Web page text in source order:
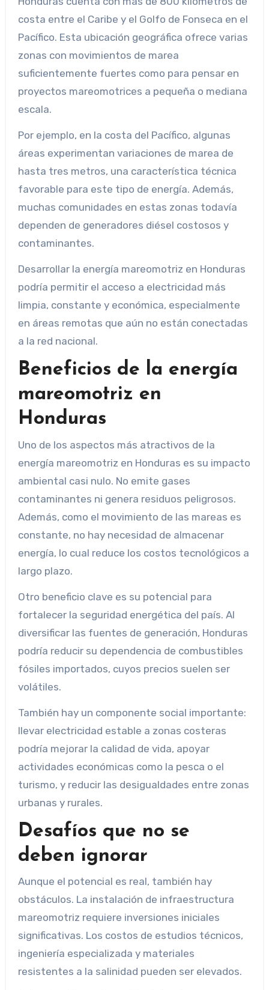
costa entre el Caribe y el Golfo de Fonseca en el
Pacífico. Esta ubicación geográfica ofrece varias
zonas con movimientos de marea
suficientemente fuertes como para pensar en
proyectos mareomotrices a pequeña o mediana
escala.
Por ejemplo, en la costa del Pacífico, algunas
áreas experimentan variaciones de marea de
hasta tres metros, una característica técnica
favorable para este tipo de energía. Además,
muchas comunidades en estas zonas todavía
dependen de generadores diésel costosos y
contaminantes.
Desarrollar la energía mareomotriz en Honduras
podría permitir el acceso a electricidad más
limpia, constante y económica, especialmente
en áreas remotas que aún no están conectadas
a la red nacional.
Beneficios de la energía
mareomotriz en
Honduras
Uno de los aspectos más atractivos de la
energía mareomotriz en Honduras es su impacto
ambiental casi nulo. No emite gases
contaminantes ni genera residuos peligrosos.
Además, como el movimiento de las mareas es
constante, no hay necesidad de almacenar
energía, lo cual reduce los costos tecnológicos a
largo plazo.
Otro beneficio clave es su potencial para
fortalecer la seguridad energética del país. Al
diversificar las fuentes de generación, Honduras
podría reducir su dependencia de combustibles
fósiles importados, cuyos precios suelen ser
volátiles.
También hay un componente social importante:
llevar electricidad estable a zonas costeras
podría mejorar la calidad de vida, apoyar
actividades económicas como la pesca o el
turismo, y reducir las desigualdades entre zonas
urbanas y rurales.
Desafíos que no se
deben ignorar
Aunque el potencial es real, también hay
obstáculos. La instalación de infraestructura
mareomotriz requiere inversiones iniciales
significativas. Los costos de estudios técnicos,
ingeniería especializada y materiales
resistentes a la salinidad pueden ser elevados.